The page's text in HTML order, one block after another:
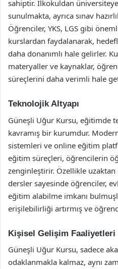
sahiptir. İlkokuldan
sunulmakta, ayrıca sınav
Öğrenciler, YKS, LGS gibi
kurslardan faydalanarak,
daha donanımlı hale gelirler.
materyaller ve kaynaklar,
süreçlerini daha verimli hale
Teknolojik Altyapı
Güneşli Uğur Kursu, eğitimde
kavramış bir kurumdur. Modern
sistemleri ve online eğitim
eğitim süreçleri, öğrencilerin
zenginleştirir. Özellikle
dersler sayesinde öğrenciler,
eğitim alabilme imkanı
erişilebilirliği artırmış ve
Kişisel Gelişim Faaliyetleri
Güneşli Uğur Kursu, sadece
odaklanmakla kalmaz, aynı